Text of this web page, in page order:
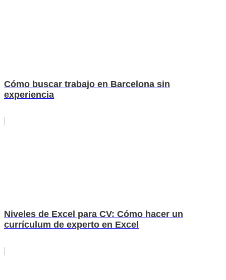
Cómo buscar trabajo en Barcelona sin
experiencia
Niveles de Excel para CV: Cómo hacer un
currículum de experto en Excel